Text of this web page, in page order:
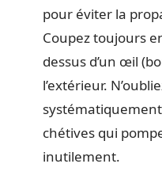
pour éviter la
Coupez toujours
dessus d’un œil
l’extérieur.
chétives qui
inutilement.